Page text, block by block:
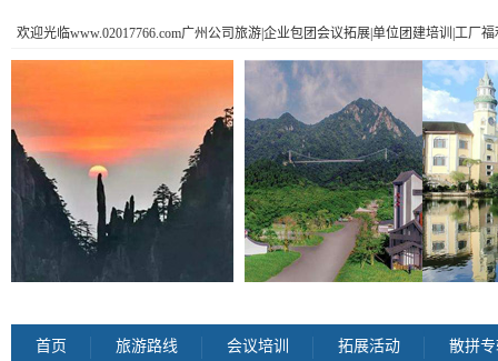
欢迎光临www.02017766.com广州公司旅游|企业包团会议拓展|单位团建培训|工厂
首页 旅游路线 会议培训 拓展活动 散拼